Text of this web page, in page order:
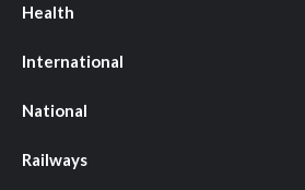
Health
International
National
Railways